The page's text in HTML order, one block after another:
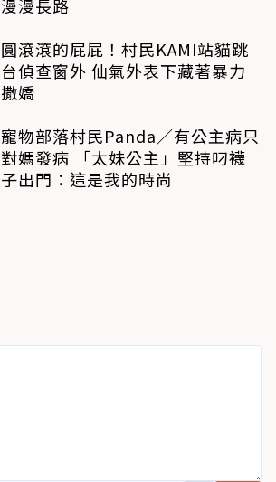
漫漫長路
圓滾滾的屁屁！村民KAMI站貓跳
台偵查窗外 仙氣外表下藏著暴力
撒嬌
寵物部落村民Panda／有公主病只
對媽發病 「太妹公主」堅持叼襪
子出門：這是我的時尚